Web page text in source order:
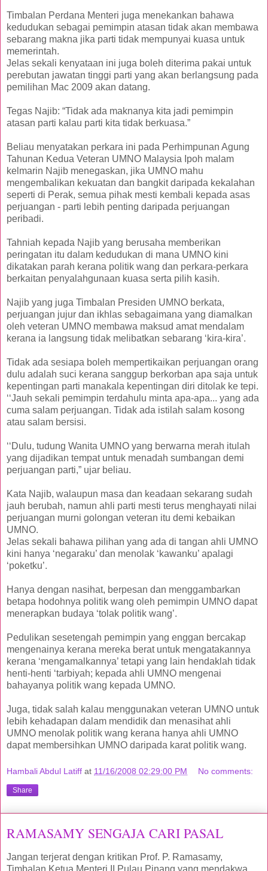
Timbalan Perdana Menteri juga menekankan bahawa
kedudukan sebagai pemimpin atasan tidak akan membawa
sebarang makna jika parti tidak mempunyai kuasa untuk
memerintah.
Jelas sekali kenyataan ini juga boleh diterima pakai untuk
perebutan jawatan tinggi parti yang akan berlangsung pada
pemilihan Mac 2009 akan datang.
Tegas Najib: “Tidak ada maknanya kita jadi pemimpin
atasan parti kalau parti kita tidak berkuasa.”
Beliau menyatakan perkara ini pada Perhimpunan Agung
Tahunan Kedua Veteran UMNO Malaysia Ipoh malam
kelmarin Najib menegaskan, jika UMNO mahu
mengembalikan kekuatan dan bangkit daripada kekalahan
seperti di Perak, semua pihak mesti kembali kepada asas
perjuangan - parti lebih penting daripada perjuangan
peribadi.
Tahniah kepada Najib yang berusaha memberikan
peringatan itu dalam kedudukan di mana UMNO kini
dikatakan parah kerana politik wang dan perkara-perkara
berkaitan penyalahgunaan kuasa serta pilih kasih.
Najib yang juga Timbalan Presiden UMNO berkata,
perjuangan jujur dan ikhlas sebagaimana yang diamalkan
oleh veteran UMNO membawa maksud amat mendalam
kerana ia langsung tidak melibatkan sebarang ‘kira-kira’.
Tidak ada sesiapa boleh mempertikaikan perjuangan orang
dulu adalah suci kerana sanggup berkorban apa saja untuk
kepentingan parti manakala kepentingan diri ditolak ke tepi.
‘‘Jauh sekali pemimpin terdahulu minta apa-apa... yang ada
cuma salam perjuangan. Tidak ada istilah salam kosong
atau salam bersisi.
‘‘Dulu, tudung Wanita UMNO yang berwarna merah itulah
yang dijadikan tempat untuk menadah sumbangan demi
perjuangan parti,” ujar beliau.
Kata Najib, walaupun masa dan keadaan sekarang sudah
jauh berubah, namun ahli parti mesti terus menghayati nilai
perjuangan murni golongan veteran itu demi kebaikan
UMNO.
Jelas sekali bahawa pilihan yang ada di tangan ahli UMNO
kini hanya ‘negaraku’ dan menolak ‘kawanku’ apalagi
‘poketku’.
Hanya dengan nasihat, berpesan dan menggambarkan
betapa hodohnya politik wang oleh pemimpin UMNO dapat
menerapkan budaya ‘tolak politik wang’.
Pedulikan sesetengah pemimpin yang enggan bercakap
mengenainya kerana mereka berat untuk mengatakannya
kerana ‘mengamalkannya’ tetapi yang lain hendaklah tidak
henti-henti ‘tarbiyah; kepada ahli UMNO mengenai
bahayanya politik wang kepada UMNO.
Juga, tidak salah kalau menggunakan veteran UMNO untuk
lebih kehadapan dalam mendidik dan menasihat ahli
UMNO menolak politik wang kerana hanya ahli UMNO
dapat membersihkan UMNO daripada karat politik wang.
Hambali Abdul Latiff at 11/16/2008 02:29:00 PM No comments:
Share
RAMASAMY SENGAJA CARI PASAL
Jangan terjerat dengan kritikan Prof. P. Ramasamy,